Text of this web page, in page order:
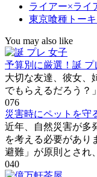
ライアー×ライ
東京喰種トー
You may also like
予算別に厳選！誕
大切な友達、彼女
でもらえるだろう？
076
災害時にペットを守
近年、自然災害が多
を考える必要があり
避難」が原則とされ
040